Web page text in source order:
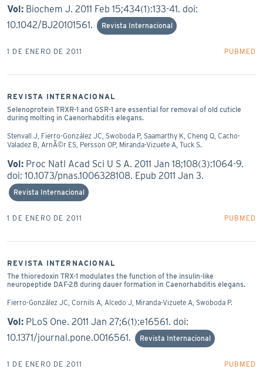
Vol: Biochem J. 2011 Feb 15;434(1):133-41. doi:
10.1042/BJ20101561.
Revista Internacional
1 DE ENERO DE 2011 PUBMED
REVISTA INTERNACIONAL
Selenoprotein TRXR-1 and GSR-1 are essential for removal of old cuticle
during molting in Caenorhabditis elegans.
Stenvall J, Fierro-González JC, Swoboda P, Saamarthy K, Cheng Q, Cacho-
Valadez B, ArnÃ©r ES, Persson OP, Miranda-Vizuete A, Tuck S.
Vol: Proc Natl Acad Sci U S A. 2011 Jan 18;108(3):1064-9.
doi: 10.1073/pnas.1006328108. Epub 2011 Jan 3.
Revista Internacional
1 DE ENERO DE 2011 PUBMED
REVISTA INTERNACIONAL
The thioredoxin TRX-1 modulates the function of the insulin-like
neuropeptide DAF-28 during dauer formation in Caenorhabditis elegans.
Fierro-González JC, Cornils A, Alcedo J, Miranda-Vizuete A, Swoboda P.
Vol: PLoS One. 2011 Jan 27;6(1):e16561. doi:
10.1371/journal.pone.0016561.
Revista Internacional
1 DE ENERO DE 2011 PUBMED